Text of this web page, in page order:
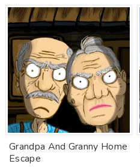
Grandpa And Granny Home
Escape